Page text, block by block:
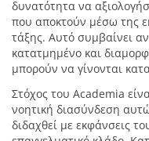
δυνατότητα να
που αποκτούν μέσω της
τάξης. Αυτό συμβαίνει
κατατμημένο και
μπορούν να γίνονται
Στόχος του Academia
νοητική διασύνδεση
διδαχθεί με εκφάνσεις